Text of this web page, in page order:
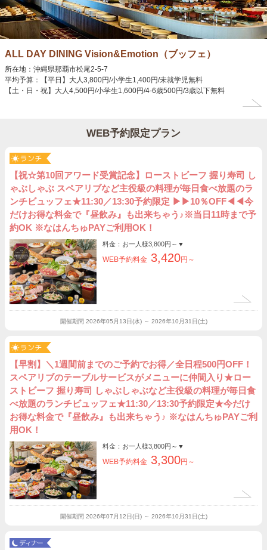
ALL DAY DINING Vision&Emotion（ブッフェ）
所在地：沖縄県那覇市松尾2-5-7
平均予算：【平日】大人3,800円/小学生1,400円/未就学児無料
【土・日・祝】大人4,500円/小学生1,600円/4-6歳500円/3歳以下無料
WEB予約限定プラン
【祝☆第10回アワード受賞記念】ローストビーフ 握り寿司 し
ゃぶしゃぶ スペアリブなど主役級の料理が毎日食べ放題のラ
ンチビュッフェ★11:30／13:30予約限定 ▶▶10％OFF◀◀今
だけお得な料金で『昼飲み』も出来ちゃう♪※当日11時まで予
約OK ※なはんちゅPAYご利用OK！
料金：お一人様3,800円～ ▼
WEB予約料金 3,420円～
開催期間 2026年05月13日(水) ～ 2026年10月31日(土)
【早割】＼1週間前までのご予約でお得／全日程500円OFF！
スペアリブのテーブルサービスがメニューに仲間入り★ロー
ストビーフ 握り寿司 しゃぶしゃぶなど主役級の料理が毎日食
べ放題のランチビュッフェ★11:30／13:30予約限定★今だけ
お得な料金で『昼飲み』も出来ちゃう♪ ※なはんちゅPAYご利
用OK！
料金：お一人様3,800円～ ▼
WEB予約料金 3,300円～
開催期間 2026年07月12日(日) ～ 2026年10月31日(土)